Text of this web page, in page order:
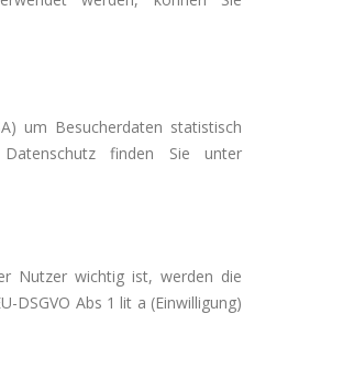
um Besucherdaten statistisch
finden Sie unter
Nutzer wichtig ist, werden die
DSGVO Abs 1 lit a (Einwilligung)